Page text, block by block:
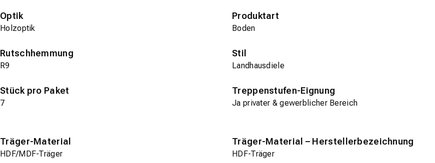
Optik
Holzoptik
Produktart
Boden
Rutschhemmung
R9
Stil
Landhausdiele
Stück pro Paket
7
Treppenstufen-Eignung
Ja privater & gewerblicher Bereich
Träger-Material
HDF/MDF-Träger
Träger-Material – Herstellerbezeichnung
HDF-Träger